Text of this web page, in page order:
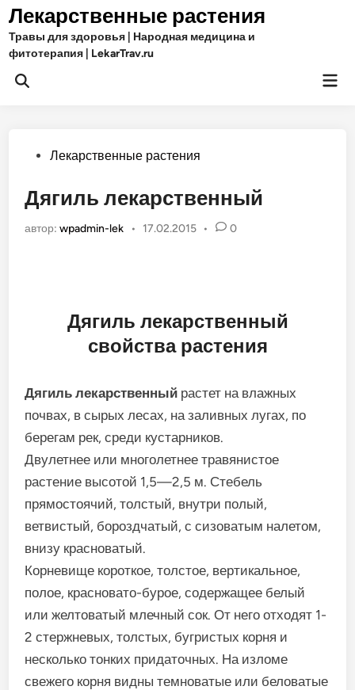
Перейти
содержимому
Лекарственные растения
Травы для здоровья | Народная медицина и
фитотерапия | LekarTrav.ru
Открыть
Опубликовано
Лекарственные растения
Дягиль лекарственный
автор:wpadmin-lek • 17.02.2015 • 0
Дягиль лекарственный
свойства растения
Дягиль лекарственный растет на влажных
почвах, в сырых лесах, на заливных лугах, по
берегам рек, среди кустарников.
Двулетнее или многолетнее травянистое
растение высотой 1,5—2,5 м. Стебель
прямостоячий, толстый, внутри полый,
ветвистый, бороздчатый, с сизоватым налетом,
внизу красноватый.
Корневище короткое, толстое, вертикальное,
полое, красновато-бурое, содержащее белый
или желтоватый млечный сок. От него отходят 1-
2 стержневых, толстых, бугристых корня и
несколько тонких придаточных. На изломе
свежего корня видны темноватые или беловатые